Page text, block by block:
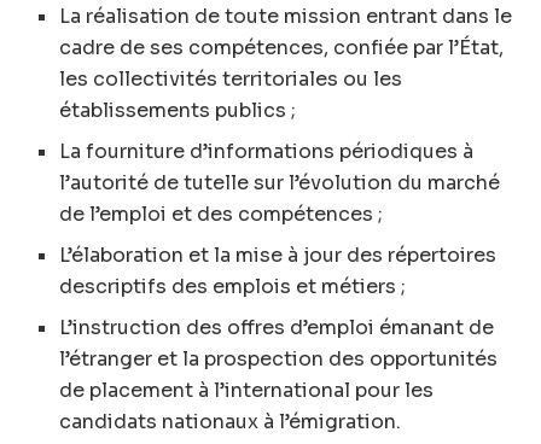
La réalisation de toute mission entrant dans le
cadre de ses compétences, confiée par l’État,
les collectivités territoriales ou les
établissements publics ;
La fourniture d’informations périodiques à
l’autorité de tutelle sur l’évolution du marché
de l’emploi et des compétences ;
L’élaboration et la mise à jour des répertoires
descriptifs des emplois et métiers ;
L’instruction des offres d’emploi émanant de
l’étranger et la prospection des opportunités
de placement à l’international pour les
candidats nationaux à l’émigration.